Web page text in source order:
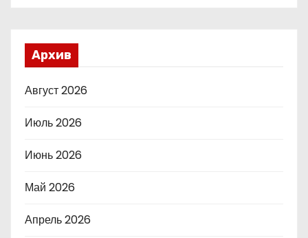
Архив
Август 2026
Июль 2026
Июнь 2026
Май 2026
Апрель 2026